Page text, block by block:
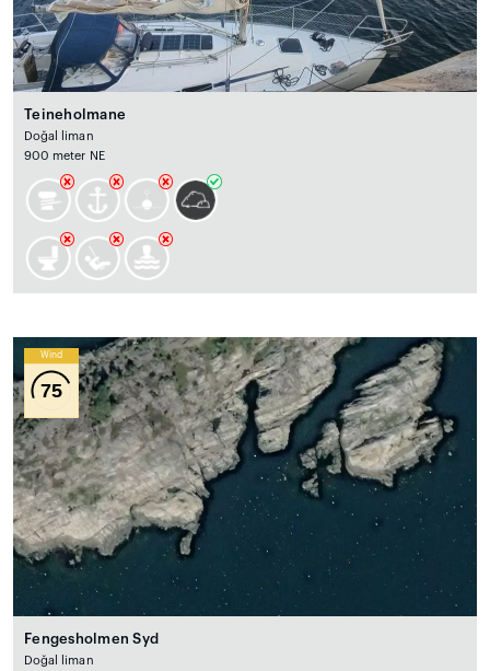
Teineholmane
Doğal liman
900 meter NE
Wind
75
Fengesholmen Syd
Doğal liman